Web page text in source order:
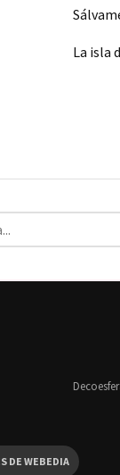
La isla
DE WEBEDIA